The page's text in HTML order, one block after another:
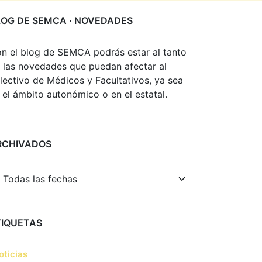
DE SEMCA · NOVEDADES
el blog de SEMCA podrás estar al tanto
las novedades que puedan afectar al
de Médicos y Facultativos, ya sea
el ámbito autonómico o en el estatal.